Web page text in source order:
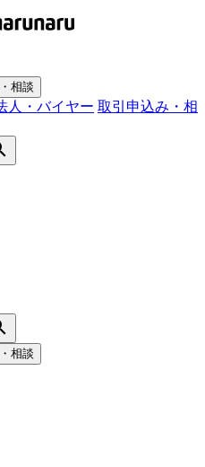
相談
人・バイヤー 取引申込み・相
相談